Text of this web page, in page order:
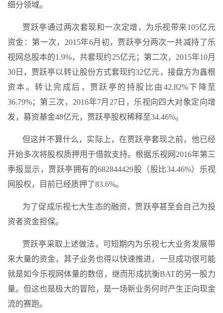
细分领域。
贾跃亭通过两次套现和一次定增，为乐视带来105亿元
资金：第一次，2015年6月初，贾跃亭分两次一共减持了乐
视网总股本的1.9%，共套现约25亿元；第二次，2015年10月
30日，贾跃亭以转让股份方式套现约32亿元，接盘方为鑫根
资本。转让完成后，贾跃亭的持股比由42.82%下降至
36.79%；第三次，2016年7月27日，乐视向四大对象定向增
发，募资基金48亿元，贾跃亭股权稀释至34.46%。
但这并不算什么，实际上，在贾跃亭套现之前，他已经
开始多次将股权质押用于借款支持。根据乐视网2016年第三
季报显示，贾跃亭拥有的682844429股（股比34.46%）乐视
网股权，目前已经质押了83.6%。
为了促成乐视七大生态的融资，贾跃亭甚至会自己为投
资者资金担保。
贾跃亭采取上述做法，可短期内为乐视七大业务发展带
来大量的资金，其子业务也得以快速推进，一旦成功很可能
就是如今乐视网体量的数倍，继而形成抗衡BAT的另一股力
量。但这也是极大的冒险，是一场新业务何时产生正向现金
流的赛跑。